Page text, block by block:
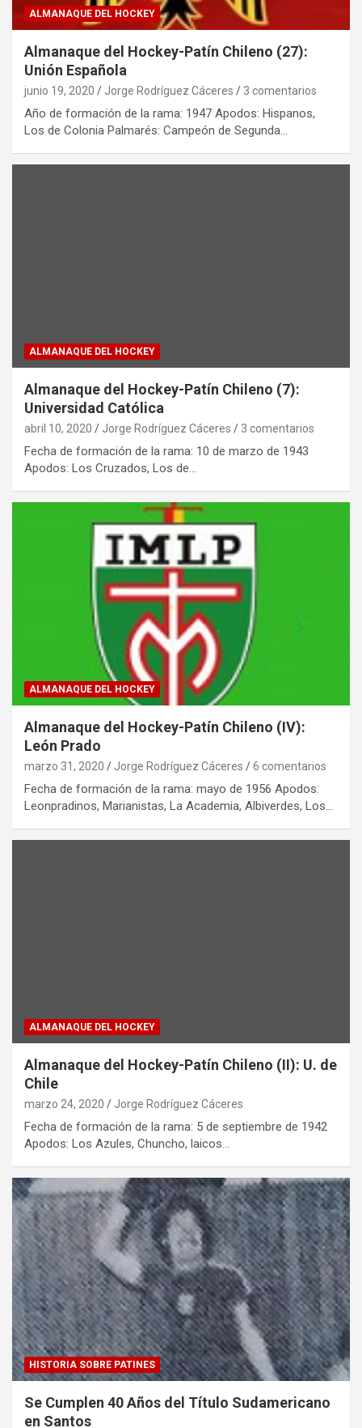
ALMANAQUE DEL HOCKEY
Almanaque del Hockey-Patín Chileno (27):
Unión Española
junio 19, 2020 Jorge Rodríguez Cáceres 3 comentarios
Año de formación de la rama: 1947 Apodos: Hispanos,
Los de Colonia Palmarés: Campeón de Segunda…
ALMANAQUE DEL HOCKEY
Almanaque del Hockey-Patín Chileno (7):
Universidad Católica
abril 10, 2020 Jorge Rodríguez Cáceres 3 comentarios
Fecha de formación de la rama: 10 de marzo de 1943
Apodos: Los Cruzados, Los de…
ALMANAQUE DEL HOCKEY
Almanaque del Hockey-Patín Chileno (IV):
León Prado
marzo 31, 2020 Jorge Rodríguez Cáceres 6 comentarios
Fecha de formación de la rama: mayo de 1956 Apodos:
Leonpradinos, Marianistas, La Academia, Albiverdes, Los…
ALMANAQUE DEL HOCKEY
Almanaque del Hockey-Patín Chileno (II): U. de
Chile
marzo 24, 2020 Jorge Rodríguez Cáceres
Fecha de formación de la rama: 5 de septiembre de 1942
Apodos: Los Azules, Chuncho, laicos…
HISTORIA SOBRE PATINES
Se Cumplen 40 Años del Título Sudamericano
en Santos